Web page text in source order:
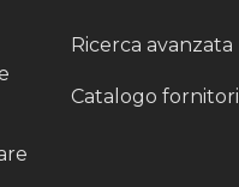
Ricerca avanzata
Catalogo fornitori